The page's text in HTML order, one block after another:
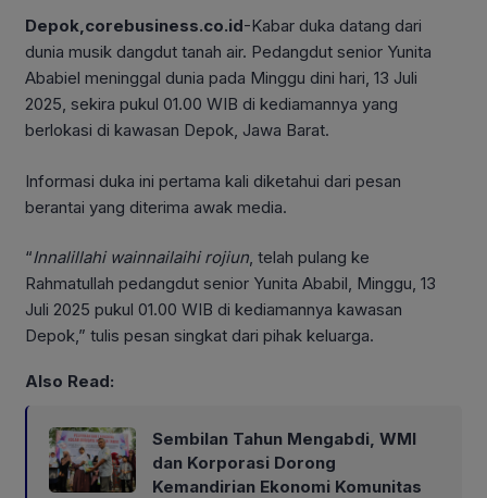
Depok,corebusiness.co.id-Kabar duka datang dari
dunia musik dangdut tanah air. Pedangdut senior Yunita
Ababiel meninggal dunia pada Minggu dini hari, 13 Juli
2025, sekira pukul 01.00 WIB di kediamannya yang
berlokasi di kawasan Depok, Jawa Barat.
Informasi duka ini pertama kali diketahui dari pesan
berantai yang diterima awak media.
“Innalillahi wainnailaihi rojiun, telah pulang ke
Rahmatullah pedangdut senior Yunita Ababil, Minggu, 13
Juli 2025 pukul 01.00 WIB di kediamannya kawasan
Depok,” tulis pesan singkat dari pihak keluarga.
Also Read:
Sembilan Tahun Mengabdi, WMI
dan Korporasi Dorong
Kemandirian Ekonomi Komunitas